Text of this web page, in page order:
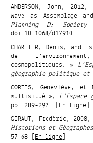
ANDERSON, John,
Wave as Assemblage
Planning D: Society
doi:10.1068/d17910
CHARTIER, Denis, and
de
cosmopolitiques. »
géographie politique
CORTES, Geneviève,
multisitué », L’Espace
pp. 289-292. [En ligne]
GIRAUT, Frédéric,
Historiens et Géographes
57-68 [En ligne]